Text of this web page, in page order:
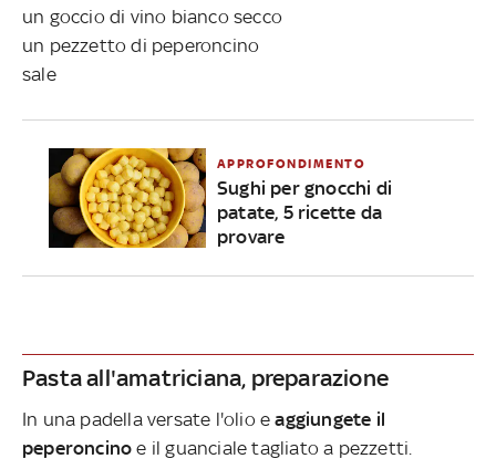
un goccio di vino bianco secco
un pezzetto di peperoncino
sale
APPROFONDIMENTO
Sughi per gnocchi di
patate, 5 ricette da
provare
Pasta all'amatriciana, preparazione
In una padella versate l'olio eaggiungete il
peperoncinoe il guanciale tagliato a pezzetti.